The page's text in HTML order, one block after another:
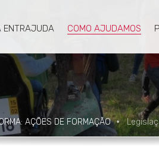
ENTRAJUDA COMO AJUDAMOS
AÇÕES DE FORMAÇÃO